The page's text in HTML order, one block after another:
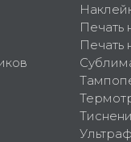
Печать
Печать